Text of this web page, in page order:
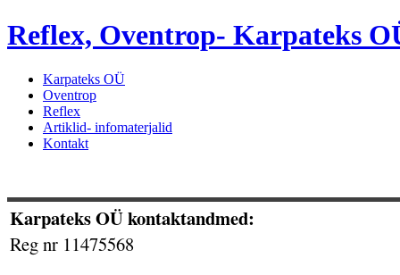
Reflex, Oventrop- Karpateks
Karpateks OÜ
Oventrop
Reflex
Artiklid- infomaterjalid
Kontakt
Karpateks OÜ kontaktandmed:
Reg nr 11475568